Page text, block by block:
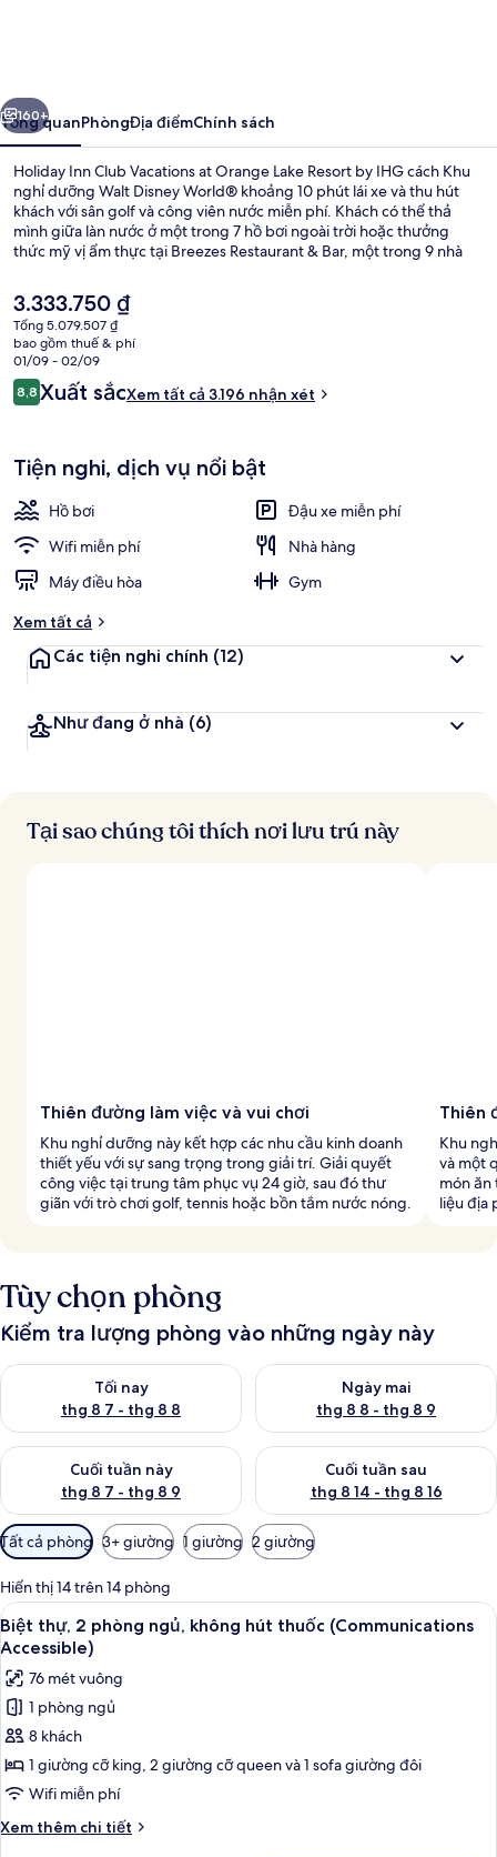
at
Orange
Lake
Resort
by
Tiếp
160+
Tổng quanPhòngĐịa điểmChính sách
Holiday Inn Club Vacations at Orange Lake Resort by IHG cách Khu
nghỉ dưỡng Walt Disney World® khoảng 10 phút lái xe và thu hút
khách với sân golf và công viên nước miễn phí. Khách có thể thả
mình giữa làn nước ở một trong 7 hồ bơi ngoài trời hoặc thưởng
thức mỹ vị ẩm thực tại Breezes Restaurant & Bar, một trong 9 nhà
bơi, dòng sông lười và các tiện nghi trong phòng như tủ lạnh và lò vi
sóng. Du khách đánh giá cao hồ bơi và nhân viên nhiệt tình.
Giá
hiện
tại
là
3.333.750 ₫
3.333.750 ₫
Tổng 5.079.507 ₫
bao gồm thuế & phí
01/09 - 02/09
Nhận
xét
8,88,8 trên 10,
Xuất sắcXem tất cả 3.196 nhận xét
Tiện nghi, dịch vụ nổi bật
Hồ bơi
Đậu xe miễn phí
Wifi miễn phí
Nhà hàng
Máy điều hòa
Gym
Xem tất cả
Các tiện nghi chính (12)
Như đang ở nhà (6)
Tại sao chúng tôi thích nơi lưu trú này
Thiên đường làm việc và vui chơi
Khu nghỉ dưỡng này kết hợp các nhu cầu kinh doanh
thiết yếu với sự sang trọng trong giải trí. Giải quyết
công việc tại trung tâm phục vụ 24 giờ, sau đó thư
giãn với trò chơi golf, tennis hoặc bồn tắm nước nóng.
Thiên
Khu
và một
món ăn
liệu địa
Tùy chọn phòng
Kiểm tra lượng phòng vào những ngày này
Tối nay
thg 8 7 - thg 8 8
Kiểm tra lượng phòng tối nay từ thg 8 7 - thg 8 8
Ngày mai
thg 8 8 - thg 8 9
Kiểm tra lượng phòng ngày
Cuối tuần này
thg 8 7 - thg 8 9
Kiểm tra lượng phòng cuối tuần này từ thg 8 7 - thg 8 9
Cuối tuần sau
thg 8 14 - thg 8 16
Kiểm tra lượng phòng cuối
Bộ
lọc
có
thể
dùng
để
lọc
tìm
phòng
Tất cả phòng 3+ giường 1 giường 2 giường
Hiển thị 14 trên 14 phòng
Xem
tất
cả
ảnh
Biệt
thự,
2
phòng
ngủ,
không
Két bảo mật tại phòng, khu vực làm
15
Biệt thự, 2 phòng ngủ, không hút thuốc (Communications
Accessible)
76 mét vuông
1 phòng ngủ
8 khách
1 giường cỡ king, 2 giường cỡ queen và 1 sofa giường đôi
Wifi miễn phí
Xem thêm chi tiết
Chi